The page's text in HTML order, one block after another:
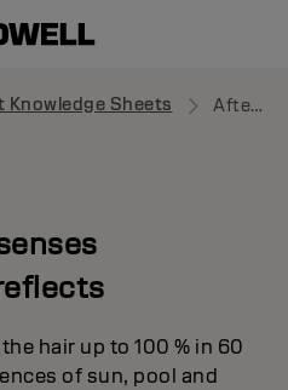
Knowledge Sheets After Sun 60sec Treatment
hair up to 100 % in 60
of sun, pool and